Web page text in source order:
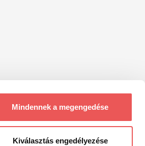
Mindennek a megengedése
Kiválasztás engedélyezése